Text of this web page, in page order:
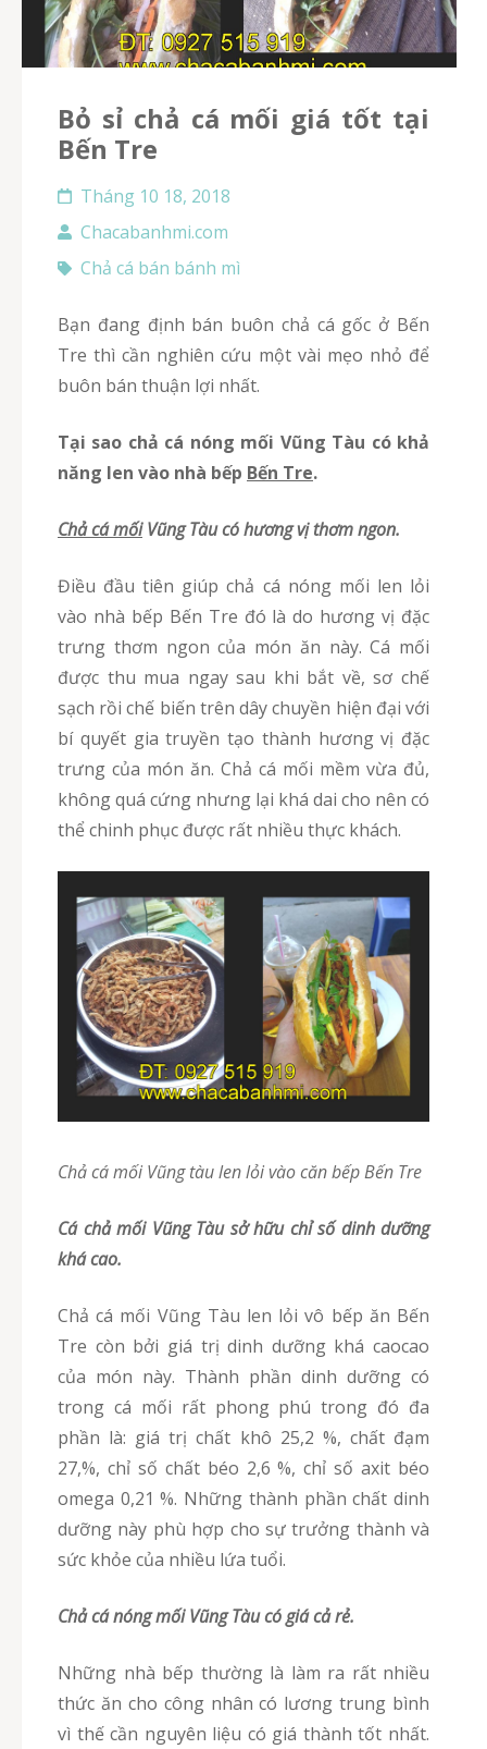
Bỏ sỉ chả cá mối giá tốt tại
Bến Tre
Tháng 10 18, 2018
Chacabanhmi.com
Chả cá bán bánh mì
bạn đang định bán buôn chả cá gốc ở Bến
Tre thì cần nghiên cứu một vài mẹo nhỏ để
buôn bán thuận lợi nhất.
Tại sao chả cá nóng mối Vũng Tàu có khả
năng len vào nhà bếp Bến Tre.
chả cá mốiVũng Tàu có hương vị thơm ngon.
Điều đầu tiên giúp chả cá nóng mối len lỏi
vào nhà bếp Bến Tre đó là do hương vị đặc
trưng thơm ngon của món ăn này. Cá mối
được thu mua ngay sau khi bắt về, sơ chế
sạch rồi chế biến trên dây chuyền hiện đại với
bí quyết gia truyền tạo thành hương vị đặc
trưng của món ăn. Chả cá mối mềm vừa đủ,
không quá cứng nhưng lại khá dai cho nên có
thể chinh phục được rất nhiều thực khách.
chả cá mối Vũng tàu len lỏi vào căn bếp Bến Tre
cá chả mối Vũng Tàu sở hữu chỉ số dinh dưỡng
khá cao.
chả cá mối Vũng Tàu len lỏi vô bếp ăn Bến
Tre còn bởi giá trị dinh dưỡng khá caocao
của món này. Thành phần dinh dưỡng có
trong cá mối rất phong phú trong đó đa
phần là: giá trị chất khô 25,2 %, chất đạm
27,%, chỉ số chất béo 2,6 %, chỉ số axit béo
omega 0,21 %. Những thành phần chất dinh
dưỡng này phù hợp cho sự trưởng thành và
sức khỏe của nhiều lứa tuổi.
chả cá nóng mối Vũng Tàu có giá cả rẻ.
Những nhà bếp thường là làm ra rất nhiều
thức ăn cho công nhân có lương trung bình
vì thế cần nguyên liệu có giá thành tốt nhất.